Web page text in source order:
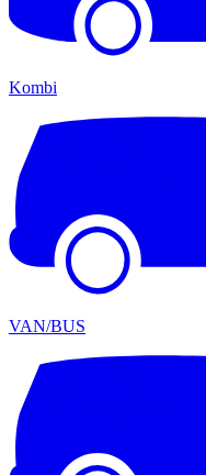
Kombi
VAN/BUS